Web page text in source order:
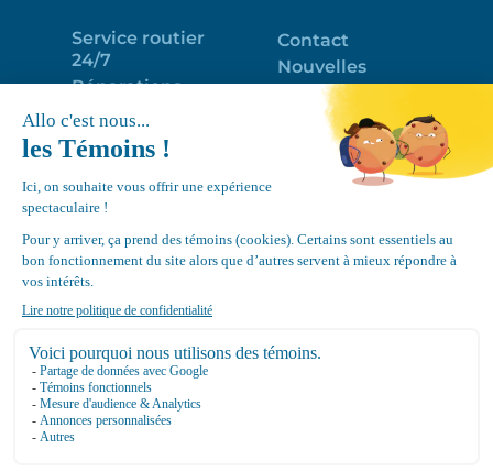
Service routier
24/7
Réparations
Programme
d’entretien
Déneigement
de toits
Équipements
Contact
Nouvelles
Portail clients
Emploi
Politique de
Google
4.7